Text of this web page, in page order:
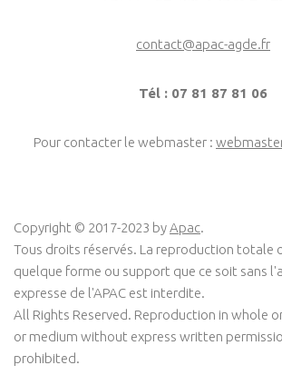
contact@apac-agde.fr
Tél : 07 81 87 81 06
Pour contacter le webmaster :
Copyright © 2017-2023 byApac.
Tous droits réservés. La reproduction totale
quelque forme ou support que ce soit sans
expresse de l'APAC est interdite.
All Rights Reserved. Reproduction in whole
or medium without express written
prohibited.